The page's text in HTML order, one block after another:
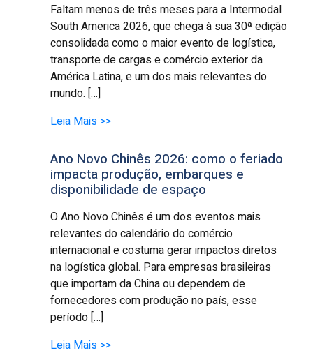
Faltam menos de três meses para a Intermodal
South America 2026, que chega à sua 30ª edição
consolidada como o maior evento de logística,
transporte de cargas e comércio exterior da
América Latina, e um dos mais relevantes do
mundo. […]
Leia Mais >>
Ano Novo Chinês 2026: como o feriado
impacta produção, embarques e
disponibilidade de espaço
O Ano Novo Chinês é um dos eventos mais
relevantes do calendário do comércio
internacional e costuma gerar impactos diretos
na logística global. Para empresas brasileiras
que importam da China ou dependem de
fornecedores com produção no país, esse
período […]
Leia Mais >>